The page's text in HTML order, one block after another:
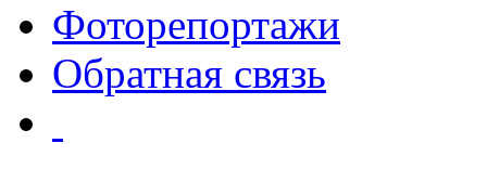
Фоторепортажи
Обратная связь